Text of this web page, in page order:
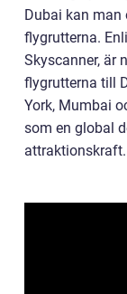
Dubai kan man
flygrutterna.
Skyscanner, är
flygrutterna till
York, Mumbai
som en global
attraktionskraft.